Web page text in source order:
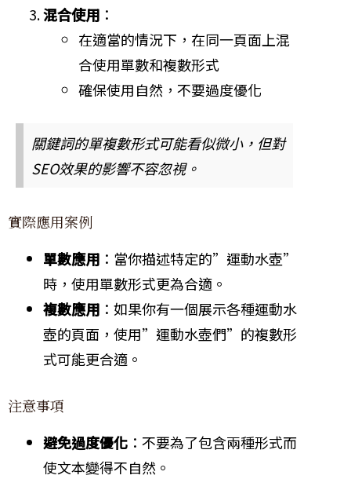
混合使用 ：
在適當的情況下，在同一頁面上混
合使用單數和複數形式
確保使用自然，不要過度優化
關鍵詞的單複數形式可能看似微小，但對
SEO效果的影響不容忽視。
實際應用案例
單數應用 ：當你描述特定的”運動水壺”
時，使用單數形式更為合適。
複數應用 ：如果你有一個展示各種運動水
壺的頁面，使用”運動水壺們”的複數形
式可能更合適。
注意事項
避免過度優化 ：不要為了包含兩種形式而
使文本變得不自然。